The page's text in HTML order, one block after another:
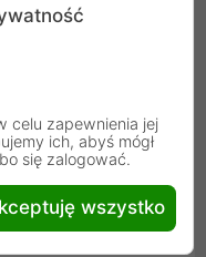
celu zapewnienia jej
ich, abyś mógł
się zalogować.
wszystko